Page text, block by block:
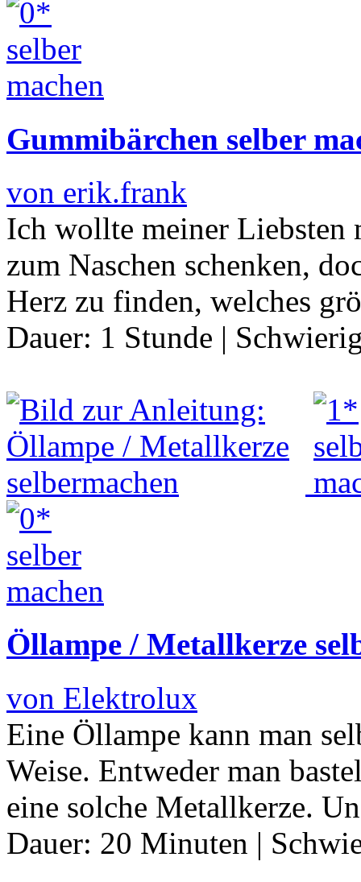
Gummibärchen selber
von erik.frank
Ich wollte meiner Liebsten
zum Naschen schenken,
Herz zu finden, welches
Dauer: 1 Stunde |
Öllampe / Metallkerze
von Elektrolux
Eine Öllampe kann man
Weise. Entweder man
eine solche Metallkerze.
Dauer: 20 Minuten |